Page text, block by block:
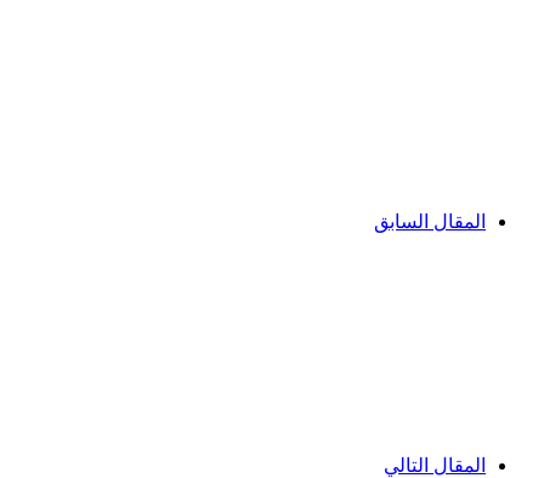
المقال السابق
المقال التالي